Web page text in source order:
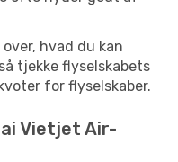
hvad du kan
tjekke flyselskabets
for flyselskaber.
Vietjet Air-